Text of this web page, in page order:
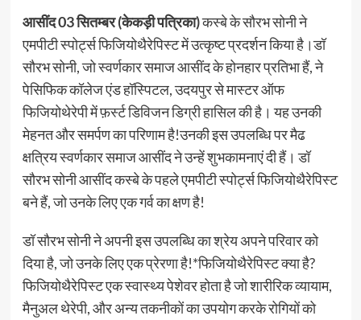
आसींद 03 सितम्बर (केकड़ी पत्रिका)कस्बे के सौरभ सोनी ने
एमपीटी स्पोर्ट्स फिजियोथैरेपिस्ट में उत्कृष्ट प्रदर्शन किया है।डॉ
सौरभ सोनी, जो स्वर्णकार समाज आसींद के होनहार प्रतिभा हैं, ने
पेसिफिक कॉलेज एंड हॉस्पिटल, उदयपुर से मास्टर ऑफ
फिजियोथेरेपी में फ़र्स्ट डिविजन डिग्री हासिल की है। यह उनकी
मेहनत और समर्पण का परिणाम है!उनकी इस उपलब्धि पर मैढ
क्षत्रिय स्वर्णकार समाज आसींद ने उन्हें शुभकामनाएं दी हैं। डॉ
सौरभ सोनी आसींद कस्बे के पहले एमपीटी स्पोर्ट्स फिजियोथैरेपिस्ट
बने हैं, जो उनके लिए एक गर्व का क्षण है!
डॉ सौरभ सोनी ने अपनी इस उपलब्धि का श्रेय अपने परिवार को
दिया है, जो उनके लिए एक प्रेरणा है!*फिजियोथैरेपिस्ट क्या है?
फिजियोथैरेपिस्ट एक स्वास्थ्य पेशेवर होता है जो शारीरिक व्यायाम,
मैनुअल थेरेपी, और अन्य तकनीकों का उपयोग करके रोगियों को